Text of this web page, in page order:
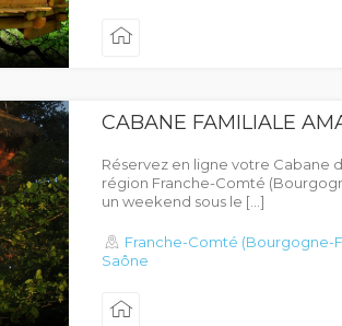
CABANE FAMILIALE
Réservez en ligne votre Cabane
région Franche-Comté
un weekend sous le […]
Franche-Comté (Bourgogne-
Saône